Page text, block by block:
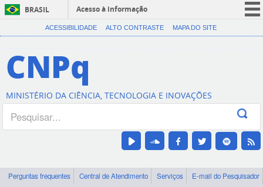
BRASIL
Acesso à informação
CORONAVÍRUS (COVID-19)
Canais
ACESSIBILIDADE ALTO CONTRASTE MAPA DO SITE
CNPq
MINISTÉRIO DA CIÊNCIA, TECNOLOGIA E INOVAÇÕES
Perguntas frequentes Central de Atendimento Serviços
E-mail do Pesquisador